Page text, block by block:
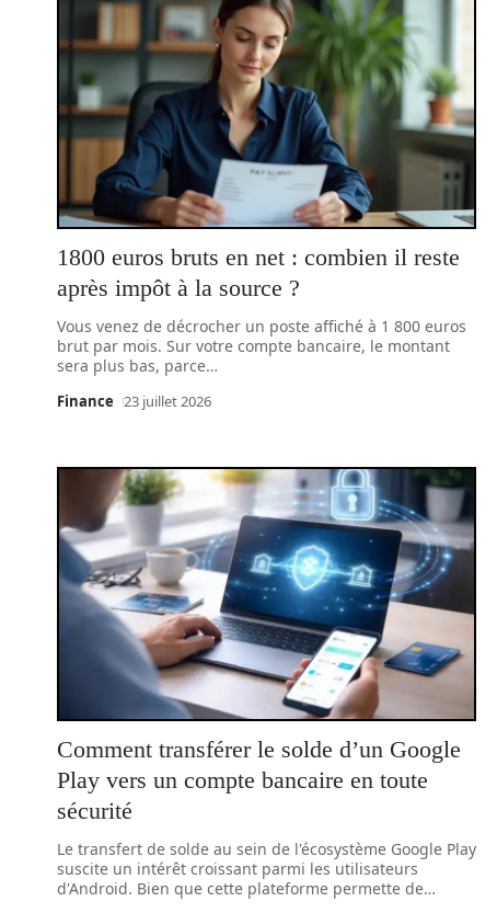
1800 euros bruts en net : combien il reste
après impôt à la source ?
Vous venez de décrocher un poste affiché à 1 800 euros
brut par mois. Sur votre compte bancaire, le montant
sera plus bas, parce…
Finance 23 juillet 2026
Comment transférer le solde d’un Google
Play vers un compte bancaire en toute
sécurité
Le transfert de solde au sein de l'écosystème Google Play
suscite un intérêt croissant parmi les utilisateurs
d'Android. Bien que cette plateforme permette de…